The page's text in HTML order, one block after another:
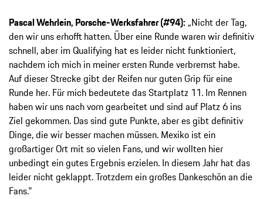
Pascal Wehrlein, Porsche-Werksfahrer (#94): „Nicht der Tag,
den wir uns erhofft hatten. Über eine Runde waren wir definitiv
schnell, aber im Qualifying hat es leider nicht funktioniert,
nachdem ich mich in meiner ersten Runde verbremst habe.
Auf dieser Strecke gibt der Reifen nur guten Grip für eine
Runde her. Für mich bedeutete das Startplatz 11. Im Rennen
haben wir uns nach vorn gearbeitet und sind auf Platz 6 ins
Ziel gekommen. Das sind gute Punkte, aber es gibt definitiv
Dinge, die wir besser machen müssen. Mexiko ist ein
großartiger Ort mit so vielen Fans, und wir wollten hier
unbedingt ein gutes Ergebnis erzielen. In diesem Jahr hat das
leider nicht geklappt. Trotzdem ein großes Dankeschön an die
Fans.‟